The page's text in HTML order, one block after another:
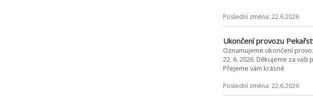
Poslední změna: 22.6.2026
Ukončení provozu
Oznamujeme ukončení
22. 6. 2026. Děkujeme za vaši
Přejeme vám krásné
Poslední změna: 22.6.2026